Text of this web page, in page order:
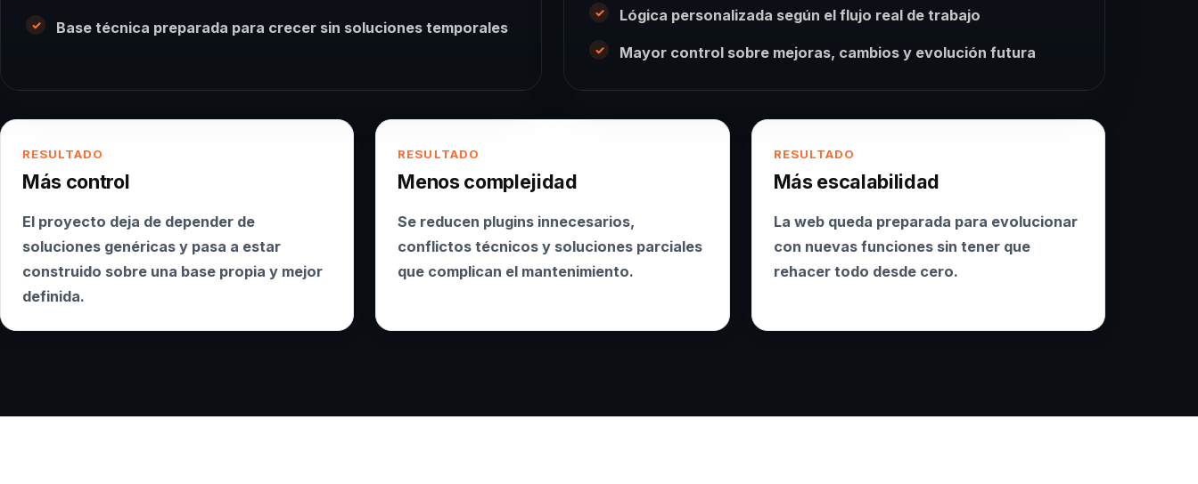
Base técnica preparada para crecer sin soluciones temporales
Lógica personalizada según el flujo real de trabajo
Mayor control sobre mejoras, cambios y evolución futura
RESULTADO
Más control
El proyecto deja de depender de
soluciones genéricas y pasa a estar
construido sobre una base propia y mejor
definida.
RESULTADO
Menos complejidad
Se reducen plugins innecesarios,
conflictos técnicos y soluciones parciales
que complican el mantenimiento.
RESULTADO
Más escalabilidad
La web queda preparada para evolucionar
con nuevas funciones sin tener que
rehacer todo desde cero.